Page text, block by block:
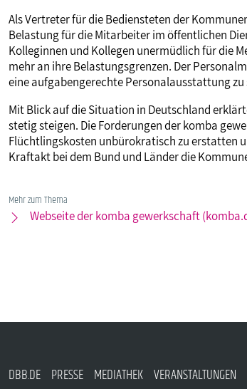
Als Vertreter für die Bediensteten der
Belastung für die Mitarbeiter im öffentlichen
Kolleginnen und Kollegen unermüdlich für die
mehr an ihre Belastungsgrenzen. Der
eine aufgabengerechte Personalausstattung zu
Mit Blick auf die Situation in Deutschland
stetig steigen. Die Forderungen der komba
Flüchtlingskosten unbürokratisch zu erstatten
Kraftakt bei dem Bund und Länder die
Mehr zum Thema
Webseite der komba gewerkschaft
DBB.DE PRESSE MEDIATHEK VERANSTALTUNGEN